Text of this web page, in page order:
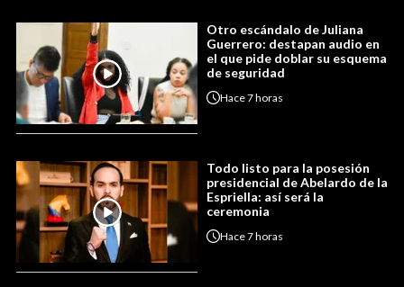
Otro escándalo de Juliana
Guerrero: destapan audio en
el que pide doblar su esquema
de seguridad
Hace7 horas
Todo listo para la posesión
presidencial de Abelardo de la
Espriella: así será la
ceremonia
Hace7 horas